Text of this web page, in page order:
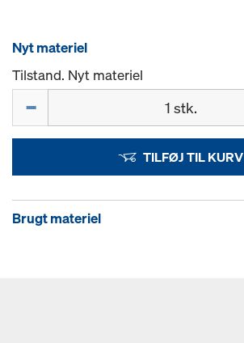
Nyt materiel
Tilstand. Nyt materiel
TILFØJ TIL KURV
Brugt materiel